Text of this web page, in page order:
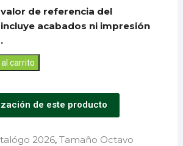
de referencia del
acabados ni impresión
carrito
de este producto
2026, Tamaño Octavo